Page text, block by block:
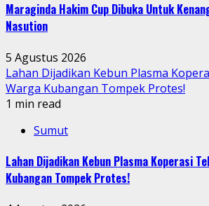
Maraginda Hakim Cup Dibuka Untuk
Nasution
5 Agustus 2026
Lahan Dijadikan Kebun Plasma
Warga Kubangan Tompek Protes!
1 min read
Sumut
Lahan Dijadikan Kebun Plasma Koperasi
Kubangan Tompek Protes!